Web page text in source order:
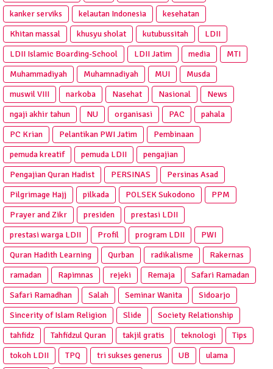
kanker serviks
kelautan Indonesia
kesehatan
Khitan massal
khusyu sholat kutubussitah
LDII
LDII Islamic Boarding-School
LDII Jatim media
MTI
Muhammadiyah
Muhamnadiyah MUI
Musda
muswil VIII
narkoba Nasehat Nasional
News
ngaji akhir tahun
NU organisasi PAC
pahala
PC Krian
Pelantikan PWI Jatim
Pembinaan
pemuda kreatif
pemuda LDII
pengajian
Pengajian Quran Hadist
PERSINAS
Persinas Asad
Pilgrimage Hajj
pilkada POLSEK Sukodono
PPM
Prayer and Zikr
presiden
prestasi LDII
prestasi warga LDII
Profil program LDII
PWI
Quran Hadith Learning
Qurban radikalisme
Rakernas
ramadan
Rapimnas rejeki Remaja
Safari Ramadan
Safari Ramadhan
Salah Seminar Wanita
Sidoarjo
Sincerity of Islam Religion
Slide
Society Relationship
tahfidz
Tahfidzul Quran takjil gratis teknologi
Tips
tokoh LDII
TPQ tri sukses generus UB
ulama